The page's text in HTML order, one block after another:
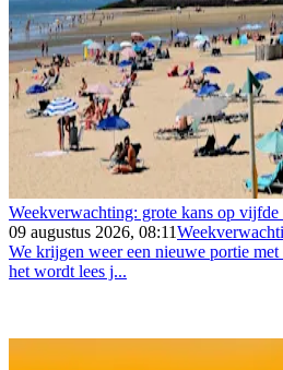
Weekverwachting: grote kans op
09 augustus 2026, 08:11
We krijgen weer een nieuwe portie
het wordt lees j...